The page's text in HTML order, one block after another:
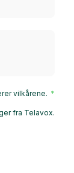
vilkårene.
fra Telavox.